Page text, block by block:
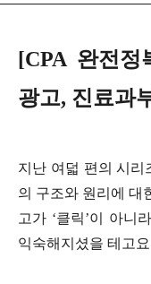
[CPA 완전정
광고, 진료과
지난 여덟 편의 시리
의 구조와 원리에 대
고가 ‘클릭’이 아니
익숙해지셨을 테고